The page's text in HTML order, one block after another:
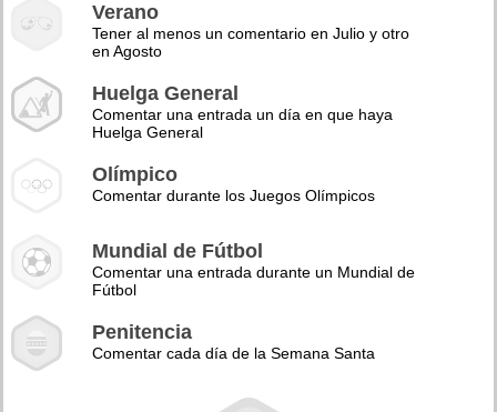
Verano
Tener al menos un comentario en Julio y otro
en Agosto
Huelga General
Comentar una entrada un día en que haya
Huelga General
Olímpico
Comentar durante los Juegos Olímpicos
Mundial de Fútbol
Comentar una entrada durante un Mundial de
Fútbol
Penitencia
Comentar cada día de la Semana Santa